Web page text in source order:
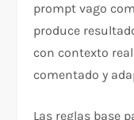
prompt vago
produce
con contexto
comentado y
Las reglas base